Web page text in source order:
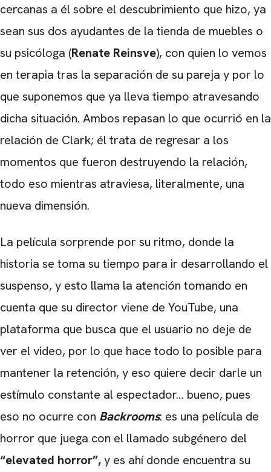
cercanas a él sobre el descubrimiento que hizo, ya
sean sus dos ayudantes de la tienda de muebles o
su psicóloga (Renate Reinsve), con quien lo vemos
en terapia tras la separación de su pareja y por lo
que suponemos que ya lleva tiempo atravesando
dicha situación. Ambos repasan lo que ocurrió en la
relación de Clark; él trata de regresar a los
momentos que fueron destruyendo la relación,
todo eso mientras atraviesa, literalmente, una
nueva dimensión.
La película sorprende por su ritmo, donde la
historia se toma su tiempo para ir desarrollando el
suspenso, y esto llama la atención tomando en
cuenta que su director viene de YouTube, una
plataforma que busca que el usuario no deje de
ver el video, por lo que hace todo lo posible para
mantener la retención, y eso quiere decir darle un
estímulo constante al espectador… bueno, pues
eso no ocurre con Backrooms: es una película de
horror que juega con el llamado subgénero del
“elevated horror”,y es ahí donde encuentra su
CARREGANDO PUBLICIDADE